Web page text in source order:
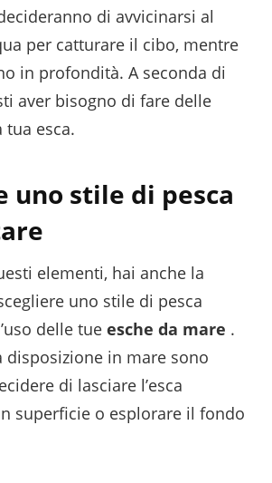
di avvicinarsi al
per catturare il cibo, mentre
in profondità. A seconda di
aver bisogno di fare delle
esca.
uno stile di pesca
elementi, hai anche la
uno stile di pesca
delle tue esche da mare .
disposizione in mare sono
di lasciare l’esca
superficie o esplorare il fondo